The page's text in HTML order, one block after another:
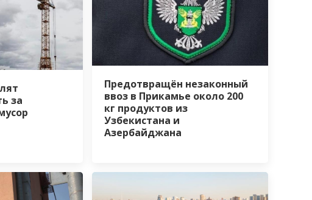
за
Предотвращён незаконный
ввоз в Прикамье около 200
кг продуктов из
Узбекистана и
Азербайджана